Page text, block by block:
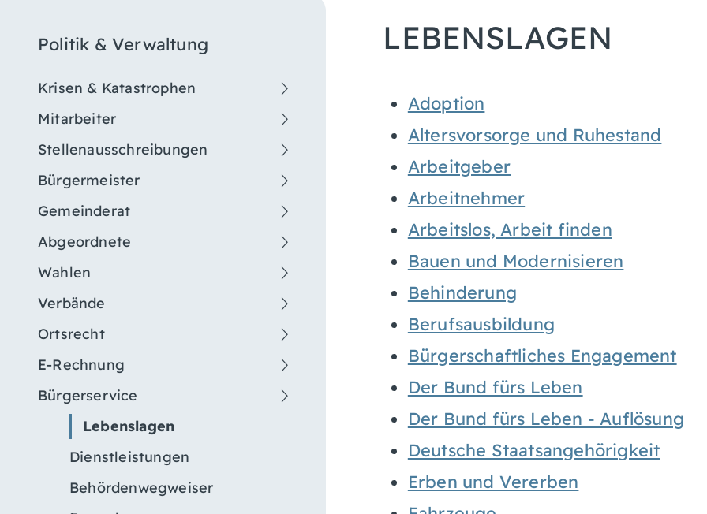
Politik & Verwaltung
Krisen & Katastrophen
Mitarbeiter
Stellenausschreibungen
Bürgermeister
Gemeinderat
Abgeordnete
Wahlen
Verbände
Ortsrecht
E-Rechnung
Bürgerservice
Lebenslagen
Dienstleistungen
Behördenwegweiser
LEBENSLAGEN
Adoption
Altersvorsorge und Ruhestand
Arbeitgeber
Arbeitnehmer
Arbeitslos, Arbeit finden
Bauen und Modernisieren
Behinderung
Berufsausbildung
Bürgerschaftliches Engagement
Der Bund fürs Leben
Der Bund fürs Leben - Auflösung
Deutsche Staatsangehörigkeit
Erben und Vererben